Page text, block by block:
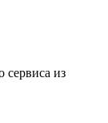
сервиса из